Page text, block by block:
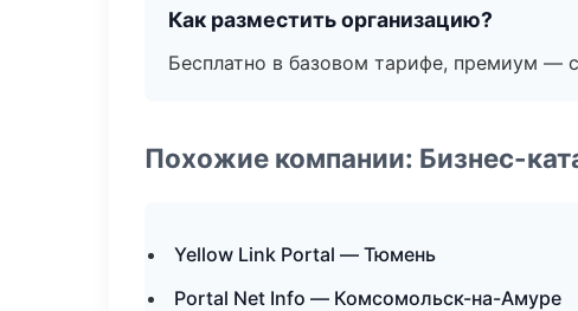
Как разместить организацию?
Бесплатно в базовом тарифе, премиум —
Похожие компании: Бизнес-
Yellow Link Portal — Тюмень
Portal Net Info — Комсомольск-на-Амуре